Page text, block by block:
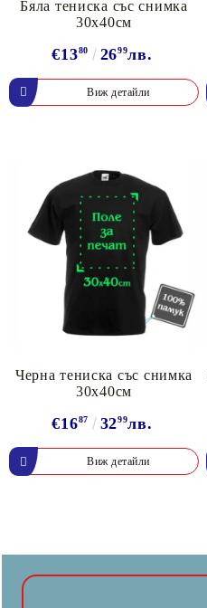
Бяла тениска със снимка
30х40см
€1380 2699лв.
Виж детайли
Черна тениска със снимка
30х40см
€1687 3299лв.
Виж детайли